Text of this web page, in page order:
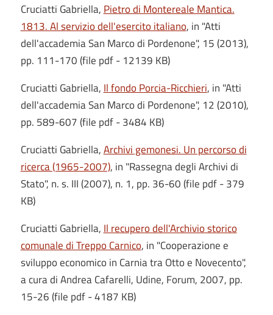
Cruciatti Gabriella, Pietro di Montereale Mantica.
1813. Al servizio dell'esercito italiano, in "Atti
dell'accademia San Marco di Pordenone", 15 (2013),
pp. 111-170 (file pdf - 12139 KB)
Cruciatti Gabriella, Il fondo Porcia-Ricchieri, in "Atti
dell'accademia San Marco di Pordenone", 12 (2010),
pp. 589-607 (file pdf - 3484 KB)
Cruciatti Gabriella,Archivi gemonesi. Un percorso di
ricerca (1965-2007), in "Rassegna degli Archivi di
Stato", n. s. III (2007), n. 1, pp. 36-60 (file pdf - 379
KB)
Cruciatti Gabriella, Il recupero dell'Archivio storico
comunale di Treppo Carnico, in "Cooperazione e
sviluppo economico in Carnia tra Otto e Novecento",
a cura di Andrea Cafarelli, Udine, Forum, 2007, pp.
15-26 (file pdf - 4187 KB)